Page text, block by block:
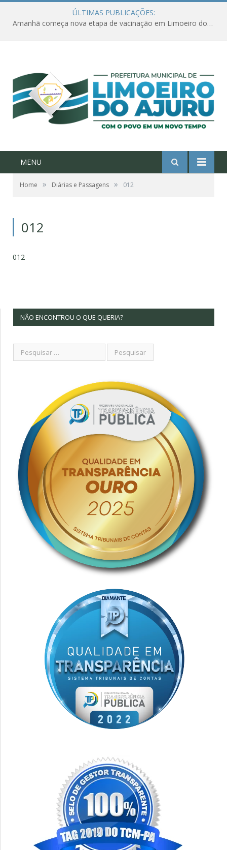
ÚLTIMAS PUBLICAÇÕES:
Amanhã começa nova etapa de vacinação em Limoeiro do Ajuru para idosos com 65 ou mais
MENU
Home » Diárias e Passagens » 012
012
012
NÃO ENCONTROU O QUE QUERIA?